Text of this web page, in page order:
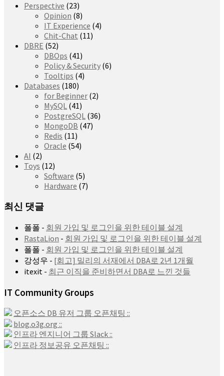
Perspective (23)
Opinion (8)
IT Experience (4)
Chit-Chat (11)
DBRE (52)
DBOps (41)
Policy & Security (6)
Tooltips (4)
Databases (180)
for Beginner (2)
MySQL (41)
PostgreSQL (36)
MongoDB (47)
Redis (11)
Oracle (54)
AI (2)
Toys (12)
Software (5)
Hardware (7)
최신 댓글
폴폴 - 회원 가입 및 로그인을 위한 테이블 설계
RastaLion - 회원 가입 및 로그인을 위한 테이블 설계
폴폴 - 회원 가입 및 로그인을 위한 테이블 설계
강성우 - [회고] 밀리의 서재에서 DBA로 2년 1개월
itexit - 최근 이직을 준비하면서 DBA로 느낀 것들
IT Community Groups
오픈소스 DB 유저 그룹 오픈채팅 ::
blog.o3g.org ::
인프라 엔지니어 그룹 Slack ::
인프라 정보공유 오픈채팅 ::